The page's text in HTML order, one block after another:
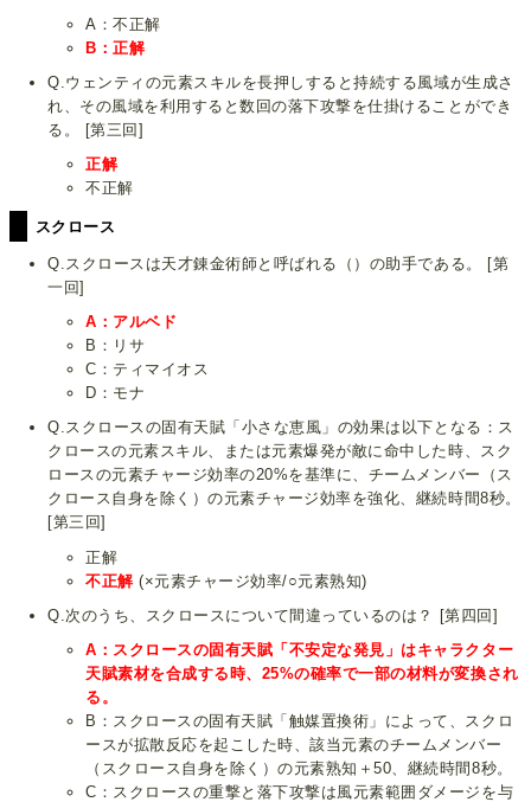
A：不正解
B：正解
Q.ウェンティの元素スキルを長押しすると持続する風域が生成さ
れ、その風域を利用すると数回の落下攻撃を仕掛けることができ
る。 [第三回]
正解
不正解
スクロース
Q.スクロースは天才錬金術師と呼ばれる（）の助手である。 [第
一回]
A：アルベド
B：リサ
C：ティマイオス
D：モナ
Q.スクロースの固有天賦「小さな恵風」の効果は以下となる：ス
クロースの元素スキル、または元素爆発が敵に命中した時、スク
ロースの元素チャージ効率の20%を基準に、チームメンバー（ス
クロース自身を除く）の元素チャージ効率を強化、継続時間8秒。
[第三回]
正解
不正解(×元素チャージ効率/○元素熟知)
Q.次のうち、スクロースについて間違っているのは？ [第四回]
A：スクロースの固有天賦「不安定な発見」はキャラクター
天賦素材を合成する時、25%の確率で一部の材料が変換され
る。
B：スクロースの固有天賦「触媒置換術」によって、スクロ
ースが拡散反応を起こした時、該当元素のチームメンバー
（スクロース自身を除く）の元素熟知＋50、継続時間8秒。
C：スクロースの重撃と落下攻撃は風元素範囲ダメージを与